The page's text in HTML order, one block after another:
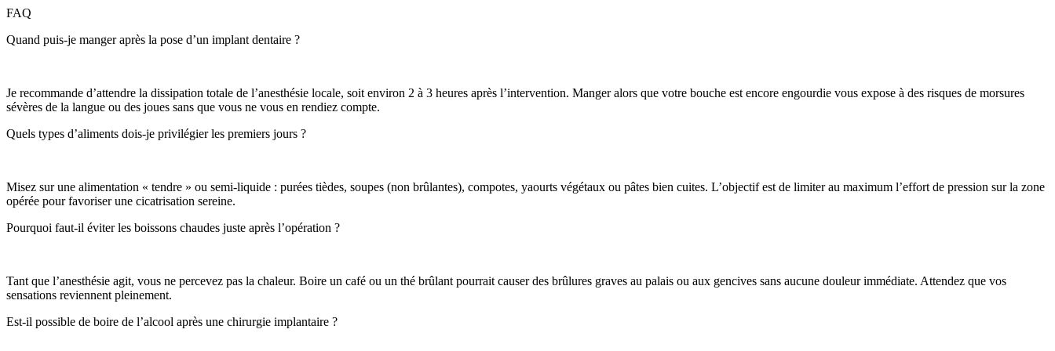
FAQ
Quand puis-je manger après la pose d’un implant dentaire ?
Je recommande d’attendre la dissipation totale de l’anesthésie locale, soit environ 2 à 3 heures après l’intervention. Manger alors que votre bouche est encore engourdie vous expose à des risques de morsures
sévères de la langue ou des joues sans que vous ne vous en rendiez compte.
Quels types d’aliments dois-je privilégier les premiers jours ?
Misez sur une alimentation « tendre » ou semi-liquide : purées tièdes, soupes (non brûlantes), compotes, yaourts végétaux ou pâtes bien cuites. L’objectif est de limiter au maximum l’effort de pression sur la zone
opérée pour favoriser une cicatrisation sereine.
Pourquoi faut-il éviter les boissons chaudes juste après l’opération ?
Tant que l’anesthésie agit, vous ne percevez pas la chaleur. Boire un café ou un thé brûlant pourrait causer des brûlures graves au palais ou aux gencives sans aucune douleur immédiate. Attendez que vos
sensations reviennent pleinement.
Est-il possible de boire de l’alcool après une chirurgie implantaire ?